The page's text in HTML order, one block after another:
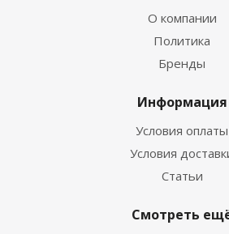
О компании
Политика
Бренды
Информация
Условия оплаты
Условия
Статьи
Смотреть